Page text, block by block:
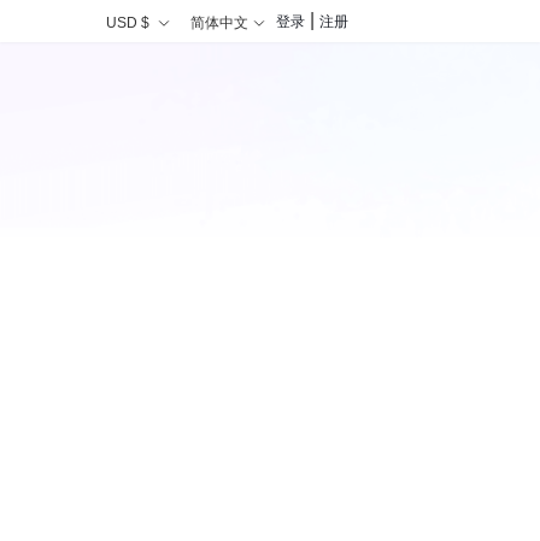
USD $ 简体中文 登录 注册